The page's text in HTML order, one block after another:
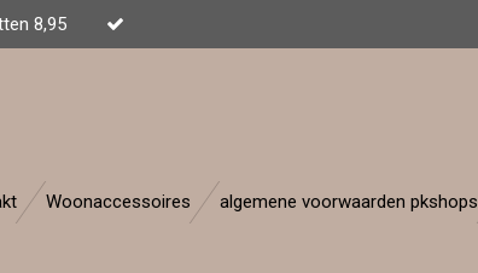
8,95
Woonaccessoires algemene voorwaarden pkshops